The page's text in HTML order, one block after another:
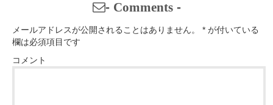
- Comments-
メールアドレスが公開されることはありません。 * が付いている
欄は必須項目です
コメント